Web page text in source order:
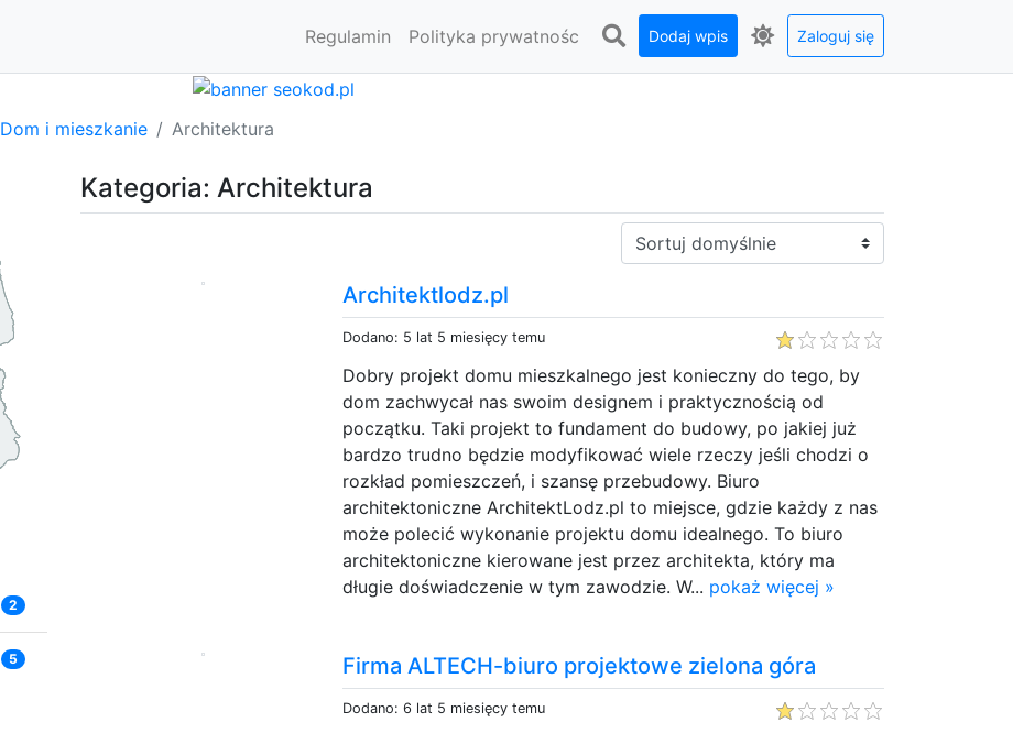
Regulamin Polityka prywatnośc Dodaj wpis Zaloguj się
Dom i mieszkanie Architektura
Kategoria: Architektura
Sortuj:
Architektlodz.pl
Dodano: 5 lat 5 miesięcy temu
Dobry projekt domu mieszkalnego jest konieczny do tego, by
dom zachwycał nas swoim designem i praktycznością od
początku. Taki projekt to fundament do budowy, po jakiej już
bardzo trudno będzie modyfikować wiele rzeczy jeśli chodzi o
rozkład pomieszczeń, i szansę przebudowy. Biuro
architektoniczne ArchitektLodz.pl to miejsce, gdzie każdy z nas
może polecić wykonanie projektu domu idealnego. To biuro
architektoniczne kierowane jest przez architekta, który ma
długie doświadczenie w tym zawodzie. W... pokaż więcej »
Firma ALTECH-biuro projektowe zielona góra
Dodano: 6 lat 5 miesięcy temu
2
5